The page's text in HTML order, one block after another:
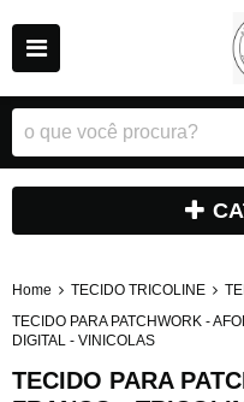
Home TECIDO TRICOLINE
TECIDO PARA PATCHWORK -
DIGITAL - VINICOLAS
TECIDO PARA